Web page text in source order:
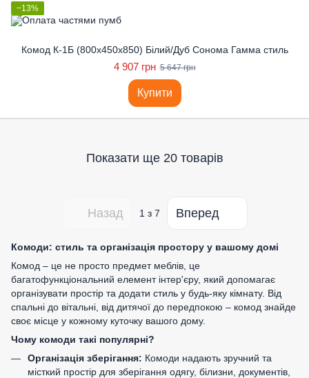
−13%
Комод К-1Б (800x450x850) Білий/Дуб Сонома Гамма стиль
4 907 грн 5 647 грн
Купити
Показати ще 20 товарів
Назад 1 з 7 Вперед
Комоди: стиль та організація простору у вашому домі
Комод – це не просто предмет меблів, це
багатофункціональний елемент інтер'єру, який допомагає
організувати простір та додати стиль у будь-яку кімнату. Від
спальні до вітальні, від дитячої до передпокою – комод знайде
своє місце у кожному куточку вашого дому.
Чому комоди такі популярні?
Організація зберігання: Комоди надають зручний та
місткий простір для зберігання одягу, білизни, документів,